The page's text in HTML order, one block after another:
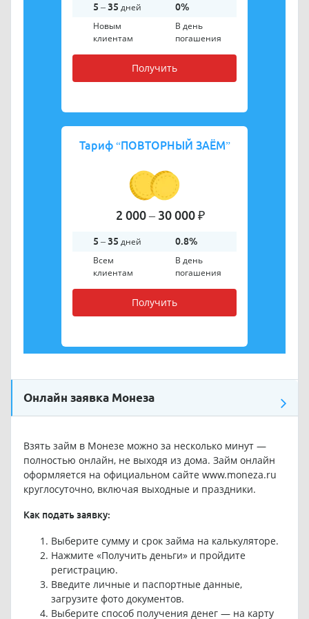
5 – 35 дней 0%
Новым
клиентам
В день
погашения
Получить
Тариф “ПОВТОРНЫЙ ЗАЁМ”
2 000 – 30 000 ₽
5 – 35 дней 0.8%
Всем
клиентам
В день
погашения
Получить
Онлайн заявка Монеза
Взять займ в Монезе можно за несколько минут —
полностью онлайн, не выходя из дома. Займ онлайн
оформляется на официальном сайте www.moneza.ru
круглосуточно, включая выходные и праздники.
Как подать заявку:
Выберите сумму и срок займа на калькуляторе.
Нажмите «Получить деньги» и пройдите
регистрацию.
Введите личные и паспортные данные,
загрузите фото документов.
Выберите способ получения денег — на карту